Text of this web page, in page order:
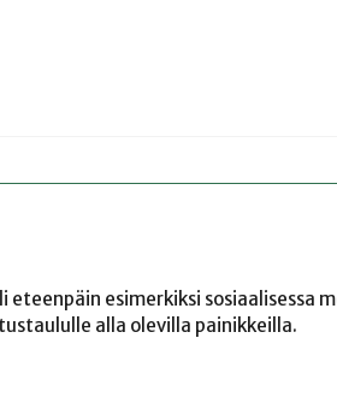
esimerkiksi sosiaalisessa
alla olevilla painikkeilla.